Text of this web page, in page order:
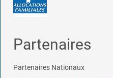
Partenaires
Partenaires Nationaux